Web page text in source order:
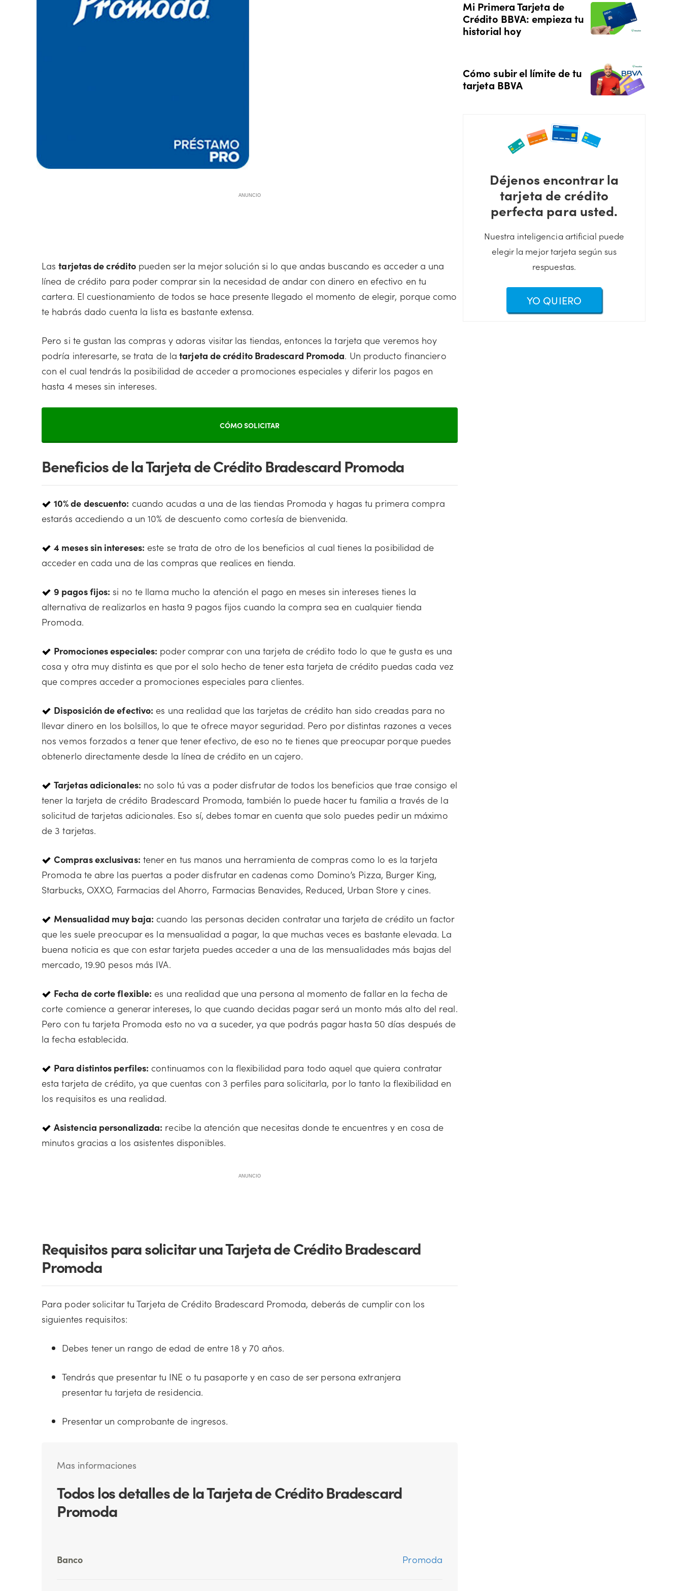
ANUNCIO
Lastarjetas de crédito pueden ser la mejor solución si lo que andas buscando es acceder a una
línea de crédito para poder comprar sin la necesidad de andar con dinero en efectivo en tu
cartera. El cuestionamiento de todos se hace presente llegado el momento de elegir, porque como
te habrás dado cuenta la lista es bastante extensa.
Pero si te gustan las compras y adoras visitar las tiendas, entonces la tarjeta que veremos hoy
podría interesarte, se trata de la tarjeta de crédito Bradescard Promoda. Un producto financiero
con el cual tendrás la posibilidad de acceder a promociones especiales y diferir los pagos en
hasta 4 meses sin intereses.
CÓMO SOLICITAR
Beneficios de la Tarjeta de Crédito Bradescard Promoda
10% de descuento: cuando acudas a una de las tiendas Promoda y hagas tu primera compra
estarás accediendo a un 10% de descuento como cortesía de bienvenida.
4 meses sin intereses: este se trata de otro de los beneficios al cual tienes la posibilidad de
acceder en cada una de las compras que realices en tienda.
9 pagos fijos: si no te llama mucho la atención el pago en meses sin intereses tienes la
alternativa de realizarlos en hasta 9 pagos fijos cuando la compra sea en cualquier tienda
Promoda.
Promociones especiales: poder comprar con una tarjeta de crédito todo lo que te gusta es una
cosa y otra muy distinta es que por el solo hecho de tener esta tarjeta de crédito puedas cada vez
que compres acceder a promociones especiales para clientes.
Disposición de efectivo: es una realidad que las tarjetas de crédito han sido creadas para no
llevar dinero en los bolsillos, lo que te ofrece mayor seguridad. Pero por distintas razones a veces
nos vemos forzados a tener que tener efectivo, de eso no te tienes que preocupar porque puedes
obtenerlo directamente desde la línea de crédito en un cajero.
Tarjetas adicionales: no solo tú vas a poder disfrutar de todos los beneficios que trae consigo el
tener la tarjeta de crédito Bradescard Promoda, también lo puede hacer tu familia a través de la
solicitud de tarjetas adicionales. Eso sí, debes tomar en cuenta que solo puedes pedir un máximo
de 3 tarjetas.
Compras exclusivas: tener en tus manos una herramienta de compras como lo es la tarjeta
Promoda te abre las puertas a poder disfrutar en cadenas como Domino’s Pizza, Burger King,
Starbucks, OXXO, Farmacias del Ahorro, Farmacias Benavides, Reduced, Urban Store y cines.
Mensualidad muy baja: cuando las personas deciden contratar una tarjeta de crédito un factor
que les suele preocupar es la mensualidad a pagar, la que muchas veces es bastante elevada. La
buena noticia es que con estar tarjeta puedes acceder a una de las mensualidades más bajas del
mercado, 19.90 pesos más IVA.
Fecha de corte flexible: es una realidad que una persona al momento de fallar en la fecha de
corte comience a generar intereses, lo que cuando decidas pagar será un monto más alto del real.
Pero con tu tarjeta Promoda esto no va a suceder, ya que podrás pagar hasta 50 días después de
la fecha establecida.
Para distintos perfiles: continuamos con la flexibilidad para todo aquel que quiera contratar
esta tarjeta de crédito, ya que cuentas con 3 perfiles para solicitarla, por lo tanto la flexibilidad en
los requisitos es una realidad.
Asistencia personalizada: recibe la atención que necesitas donde te encuentres y en cosa de
minutos gracias a los asistentes disponibles.
ANUNCIO
Requisitos para solicitar una Tarjeta de Crédito Bradescard
Promoda
Para poder solicitar tu Tarjeta de Crédito Bradescard Promoda, deberás de cumplir con los
siguientes requisitos:
Debes tener un rango de edad de entre 18 y 70 años.
Tendrás que presentar tu INE o tu pasaporte y en caso de ser persona extranjera
presentar tu tarjeta de residencia.
Presentar un comprobante de ingresos.
Mas informaciones
Todos los detalles de la Tarjeta de Crédito Bradescard
Promoda
Banco Promoda
Mi Primera Tarjeta de
Crédito BBVA: empieza tu
historial hoy
Cómo subir el límite de tu
tarjeta BBVA
Déjenos encontrar la
tarjeta de crédito
perfecta para usted.
Nuestra inteligencia artificial puede
elegir la mejor tarjeta según sus
respuestas.
YO QUIERO